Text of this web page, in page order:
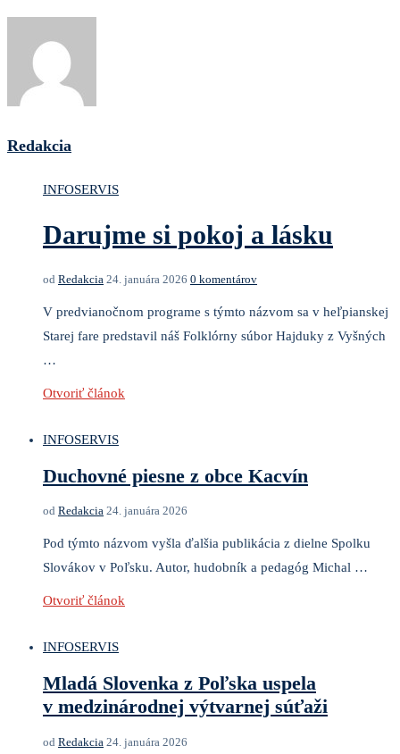
Redakcia
INFOSERVIS
Darujme si pokoj a lásku
od Redakcia 24. januára 2026 0 komentárov
V predvianočnom programe s týmto názvom sa v heľpianskej
Starej fare predstavil náš Folklórny súbor Hajduky z Vyšných
…
Otvoriť článok
INFOSERVIS
Duchovné piesne z obce Kacvín
od Redakcia 24. januára 2026
Pod týmto názvom vyšla ďalšia publikácia z dielne Spolku
Slovákov v Poľsku. Autor, hudobník a pedagóg Michal …
Otvoriť článok
INFOSERVIS
Mladá Slovenka z Poľska uspela
v medzinárodnej výtvarnej súťaži
od Redakcia 24. januára 2026